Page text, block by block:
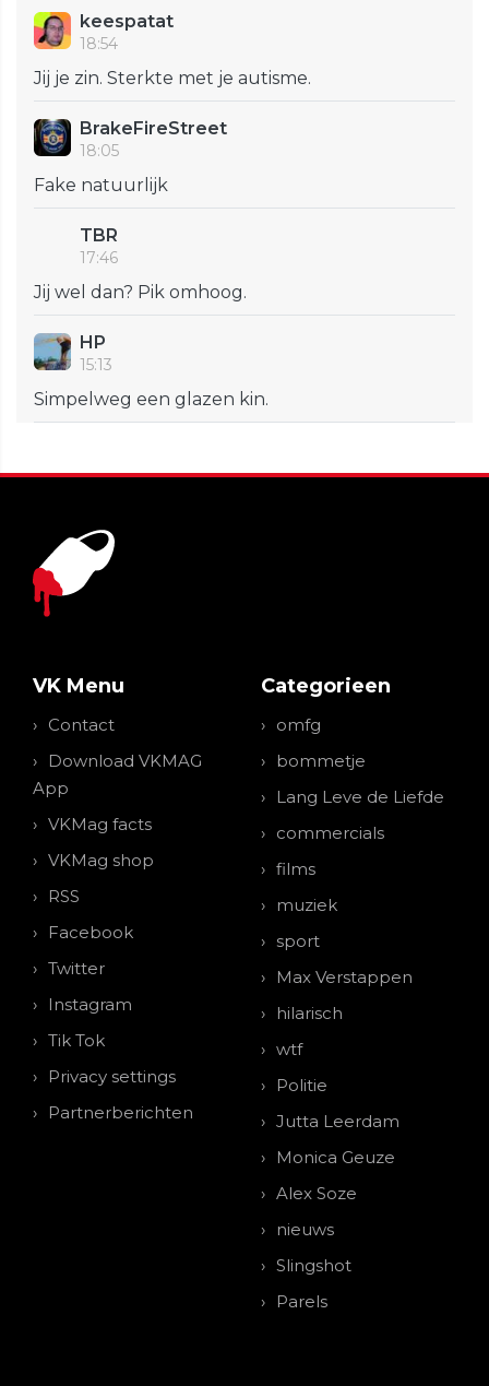
keespatat
18:54
Jij je zin. Sterkte met je autisme.
BrakeFireStreet
18:05
Fake natuurlijk
TBR
17:46
Jij wel dan? Pik omhoog.
HP
15:13
Simpelweg een glazen kin.
VK Menu
Contact
Download VKMAG
App
VKMag facts
VKMag shop
RSS
Facebook
Twitter
Instagram
Tik Tok
Privacy settings
Partnerberichten
Categorieen
omfg
bommetje
Lang Leve de Liefde
commercials
films
muziek
sport
Max Verstappen
hilarisch
wtf
Politie
Jutta Leerdam
Monica Geuze
Alex Soze
nieuws
Slingshot
Parels